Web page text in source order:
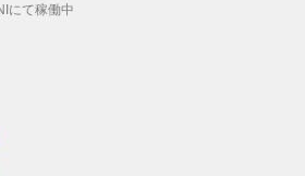
にて稼働中